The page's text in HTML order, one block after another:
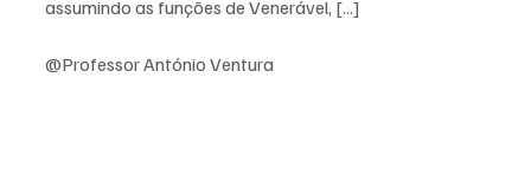
assumindo as funções de Venerável, [...]
@Professor António Ventura